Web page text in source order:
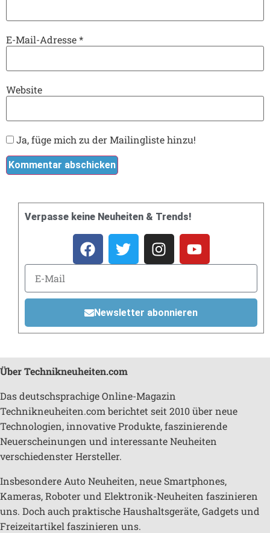
E-Mail-Adresse*
Website
Ja, füge mich zu der Mailingliste hinzu!
Verpasse keine Neuheiten & Trends!
Newsletter abonnieren
Über Technikneuheiten.com
Das deutschsprachige Online-Magazin
Technikneuheiten.com berichtet seit 2010 über neue
Technologien, innovative Produkte, faszinierende
Neuerscheinungen und interessante Neuheiten
verschiedenster Hersteller.
Insbesondere Auto Neuheiten, neue Smartphones,
Kameras, Roboter und Elektronik-Neuheiten faszinieren
uns. Doch auch praktische Haushaltsgeräte, Gadgets und
Freizeitartikel faszinieren uns.